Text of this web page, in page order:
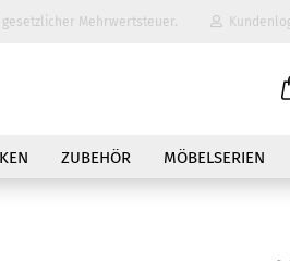
Mehrwertsteuer.
ZUBEHÖR MÖBELSERIEN